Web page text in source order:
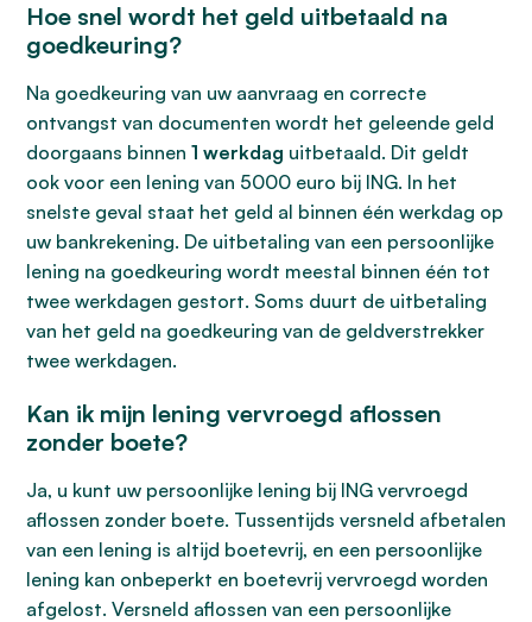
Hoe snel wordt het geld uitbetaald na
goedkeuring?
Na goedkeuring van uw aanvraag en correcte
ontvangst van documenten wordt het geleende geld
doorgaans binnen 1 werkdag uitbetaald. Dit geldt
ook voor een lening van 5000 euro bij ING. In het
snelste geval staat het geld al binnen één werkdag op
uw bankrekening. De uitbetaling van een persoonlijke
lening na goedkeuring wordt meestal binnen één tot
twee werkdagen gestort. Soms duurt de uitbetaling
van het geld na goedkeuring van de geldverstrekker
twee werkdagen.
Kan ik mijn lening vervroegd aflossen
zonder boete?
Ja, u kunt uw persoonlijke lening bij ING vervroegd
aflossen zonder boete. Tussentijds versneld afbetalen
van een lening is altijd boetevrij, en een persoonlijke
lening kan onbeperkt en boetevrij vervroegd worden
afgelost. Versneld aflossen van een persoonlijke